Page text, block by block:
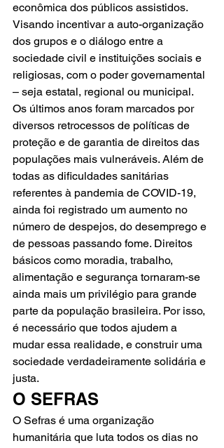
econômica dos públicos assistidos.
Visando incentivar a auto-organização
dos grupos e o diálogo entre a
sociedade civil e instituições sociais e
religiosas, com o poder governamental
– seja estatal, regional ou municipal.
Os últimos anos foram marcados por
diversos retrocessos de políticas de
proteção e de garantia de direitos das
populações mais vulneráveis. Além de
todas as dificuldades sanitárias
referentes à pandemia de COVID-19,
ainda foi registrado um aumento no
número de despejos, do desemprego e
de pessoas passando fome. Direitos
básicos como moradia, trabalho,
alimentação e segurança tornaram-se
ainda mais um privilégio para grande
parte da população brasileira. Por isso,
é necessário que todos ajudem a
mudar essa realidade, e construir uma
sociedade verdadeiramente solidária e
justa.
O SEFRAS
O Sefras é uma organização
humanitária que luta todos os dias no